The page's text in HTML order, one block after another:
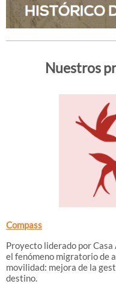
Nuestros
Compass
Proyecto liderado por
el fenómeno migratorio de
movilidad: mejora de la
destino.